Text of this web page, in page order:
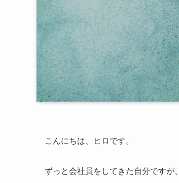
こんにちは、ヒロです。
ずっと会社員をしてきた自分ですが、